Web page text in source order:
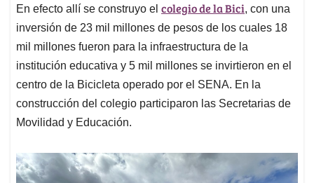
En efecto allí se construyo el colegio de la Bici, con una
inversión de 23 mil millones de pesos de los cuales 18
mil millones fueron para la infraestructura de la
institución educativa y 5 mil millones se invirtieron en el
centro de la Bicicleta operado por el SENA. En la
construcción del colegio participaron las Secretarias de
Movilidad y Educación.